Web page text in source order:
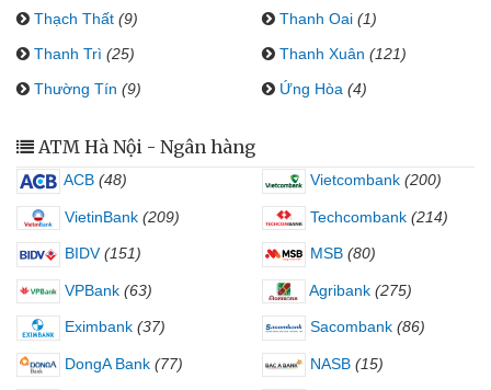
Thạch Thất (9) Thanh Oai (1)
Thanh Trì (25) Thanh Xuân (121)
Thường Tín (9) Ứng Hòa (4)
ATM Hà Nội - Ngân hàng
ACB (48) Vietcombank (200)
VietinBank (209) Techcombank (214)
BIDV (151) MSB (80)
VPBank (63) Agribank (275)
Eximbank (37) Sacombank (86)
DongA Bank (77) NASB (15)